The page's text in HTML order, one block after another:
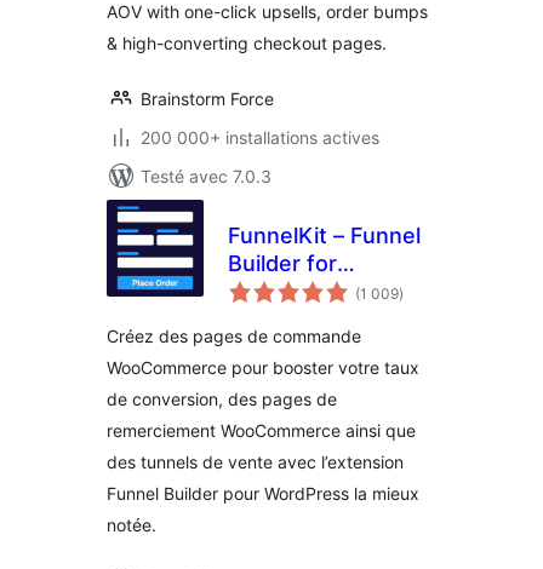
AOV with one-click upsells, order bumps
& high-converting checkout pages.
Brainstorm Force
200 000+ installations actives
Testé avec 7.0.3
FunnelKit – Funnel
Builder for
WooCommerce
(1 009notes
en
)
Créez des pages de commande
WooCommerce pour booster votre taux
de conversion, des pages de
remerciement WooCommerce ainsi que
des tunnels de vente avec l’extension
Funnel Builder pour WordPress la mieux
notée.